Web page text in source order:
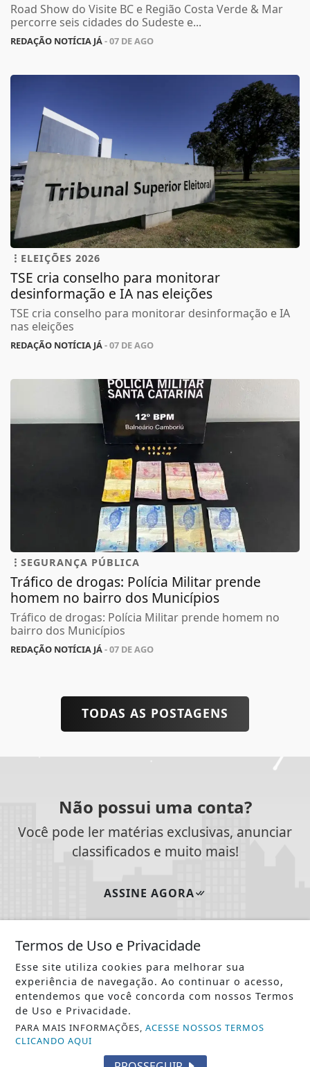
Road Show do Visite BC e Região Costa Verde & Mar
percorre seis cidades do Sudeste e...
REDAÇÃO NOTÍCIA JÁ- 07 DE AGO
ELEIÇÕES 2026
TSE cria conselho para monitorar
desinformação e IA nas eleições
TSE cria conselho para monitorar desinformação e IA
nas eleições
REDAÇÃO NOTÍCIA JÁ- 07 DE AGO
SEGURANÇA PÚBLICA
Tráfico de drogas: Polícia Militar prende
homem no bairro dos Municípios
Tráfico de drogas: Polícia Militar prende homem no
bairro dos Municípios
REDAÇÃO NOTÍCIA JÁ- 07 DE AGO
TODAS AS POSTAGENS
Não possui uma conta?
Você pode ler matérias exclusivas, anunciar
classificados e muito mais!
ASSINE AGORA
SIGANOTÍCIA JÁ NAS REDES SOCIAIS
/ NOTÍCIAS
Termos de Uso e Privacidade
Esse site utiliza cookies para melhorar sua
experiência de navegação. Ao continuar o acesso,
entendemos que você concorda com nossos Termos
de Uso e Privacidade.
PARA MAIS INFORMAÇÕES,ACESSE NOSSOS TERMOS
CLICANDO AQUI